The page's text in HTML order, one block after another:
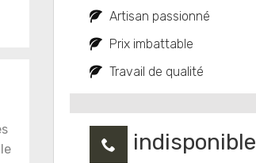
Artisan passionné
Prix imbattable
Travail de qualité
indisponible